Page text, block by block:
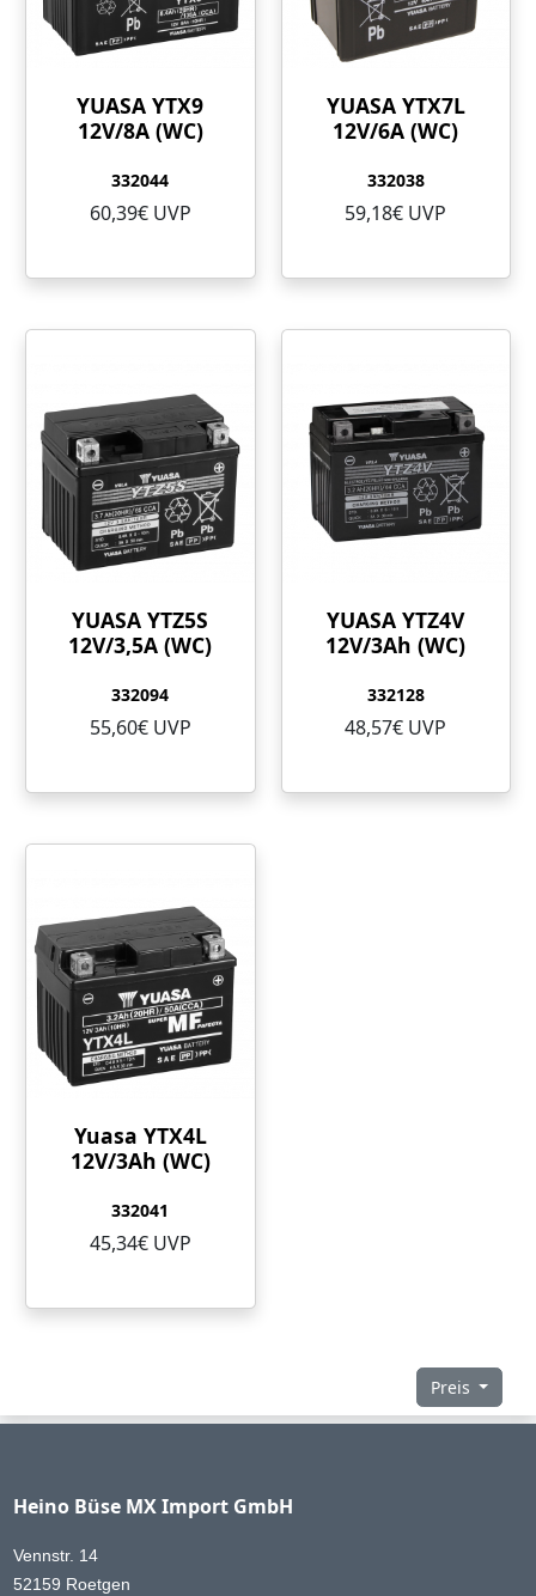
YUASA YTX9
12V/8A (WC)
332044
60,39€ UVP
YUASA YTX7L
12V/6A (WC)
332038
59,18€ UVP
YUASA YTZ5S
12V/3,5A (WC)
332094
55,60€ UVP
YUASA YTZ4V
12V/3Ah (WC)
332128
48,57€ UVP
Yuasa YTX4L
12V/3Ah (WC)
332041
45,34€ UVP
Preis
Heino Büse MX Import GmbH
Vennstr. 14
52159 Roetgen